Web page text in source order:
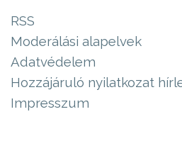
RSS
Moderálási alapelvek
Adatvédelem
Hozzájáruló nyilatkozat
Impresszum